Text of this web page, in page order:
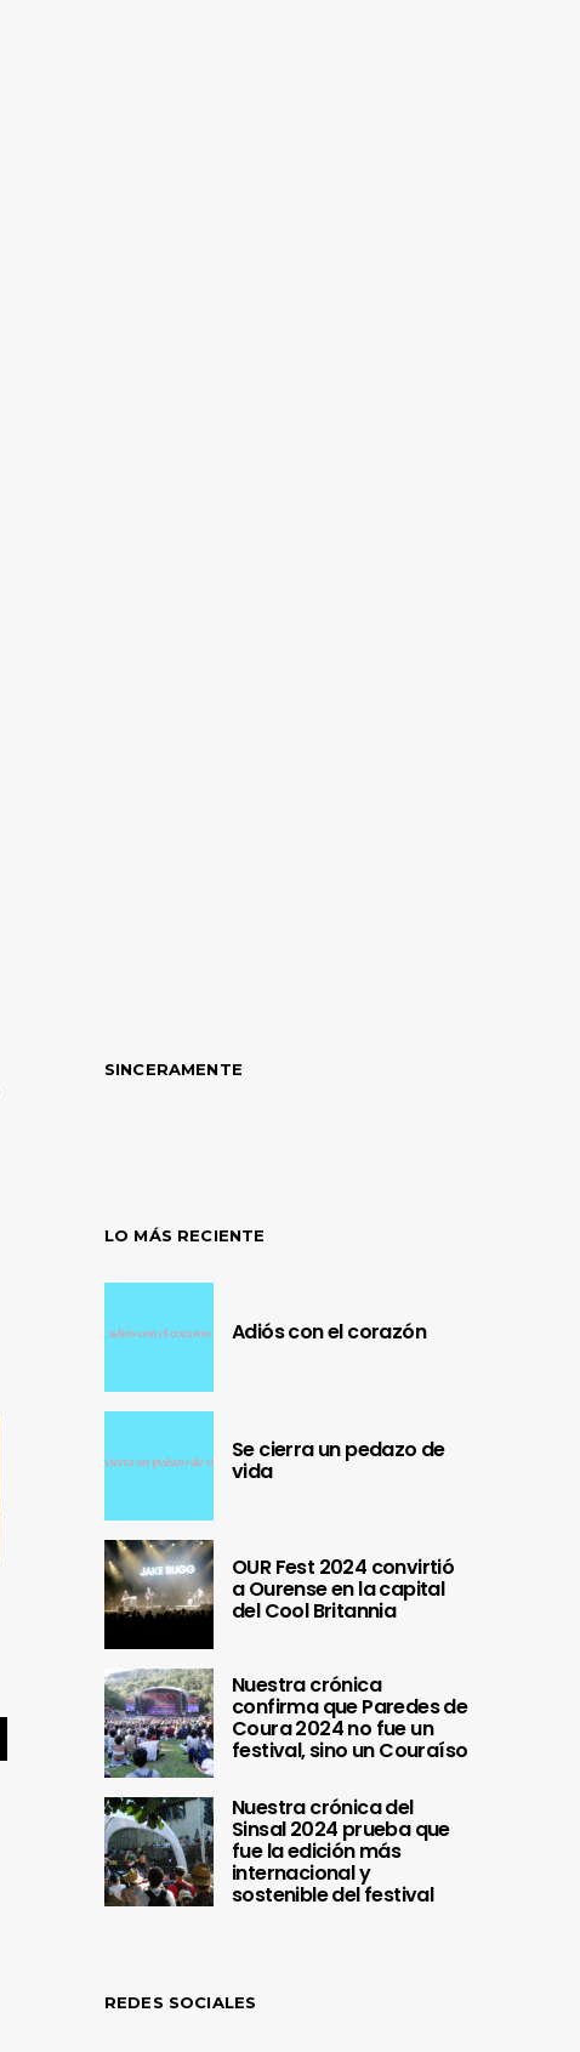
SINCERAMENTE
LO MÁS RECIENTE
Adiós con el corazón
Se cierra un pedazo de
vida
OUR Fest 2024 convirtió
a Ourense en la capital
del Cool Britannia
Nuestra crónica
confirma que Paredes de
Coura 2024 no fue un
festival, sino un Couraíso
Nuestra crónica del
Sinsal 2024 prueba que
fue la edición más
internacional y
sostenible del festival
REDES SOCIALES